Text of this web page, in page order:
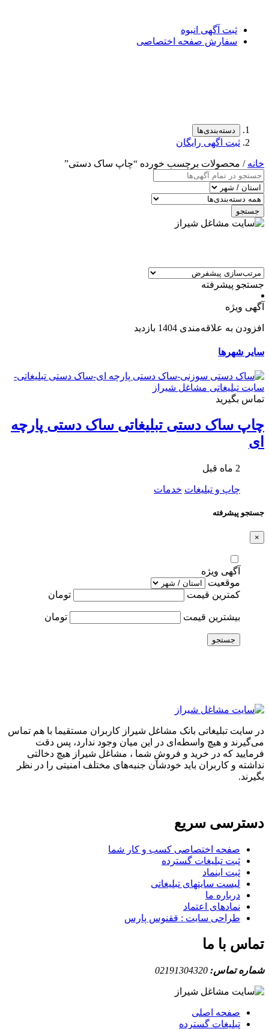
ثبت آگهی انبوه
سفارش صفحه اختصاصی
دسته‌بندی‌ها
ثبت اگهی رایگان
خانه / محصولات برچسب خورده “چاپ ساک دستی”
جستجو
جستجو پیشرفته
آگهی ویژه
افزودن به علاقه‌مندی 1404 بازدید
سایر شهرها
تماس بگیرید
چاپ ساک دستی تبلیغاتی ساک دستی پارچه
ای
2 ماه قبل
چاپ و تبلیغات خدمات
جستجو پیشرفته
×
آگهی ویژه
موقعیت
کمترین قیمت
تومان
بیشترین قیمت تومان
جستجو
در سایت تبلیغاتی بانک مشاغل شیراز کاربران مستقیما با هم تماس
می‌گیرند و هیچ واسطه‌ای در این میان وجود ندارد، پس دقت
فرمایید که در خرید و فروشِ شما ، مشاغل شیراز هیچ دخالتی
نداشته و کاربران باید خودشان جنبه‌های مختلف امنیتی را در نظر
بگیرند.
دسترسی سریع
صفحه اختصاصی کسب و کار شما
ثبت تبلیغات گسترده
ثبت اینماد
لیست سایتهای تبلیغاتی
درباره ما
نمادهای اعتماد
طراحی سایت : ققنوس پارس
تماس با ما
شماره تماس: 02191304320
صفحه اصلی
تبلیغات گسترده